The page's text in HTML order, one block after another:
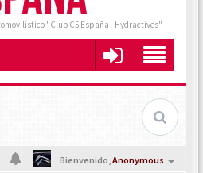
"Club C5 España - Hydractives"
Bienvenido,Anonymous